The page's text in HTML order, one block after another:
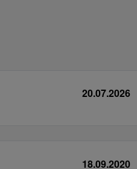
20.07.2026
18.09.2020